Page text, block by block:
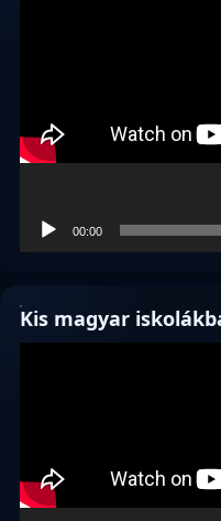
00:00
Kis magyar